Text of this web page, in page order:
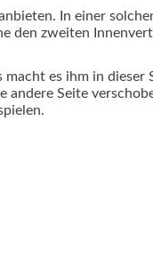
In einer
den zweiten
es ihm in
Seite